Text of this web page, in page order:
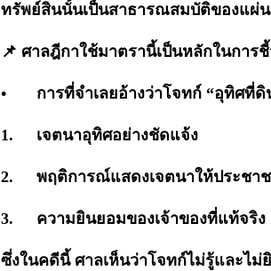
ทรัพย์สินนั้นเป็นสาธารณสมบัติของแผ่
📌 ศาลฎีกาใช้มาตรานี้เป็นหลักในการ
• การที่จำเลยอ้างว่าโจทก์ “อุทิศที่
1. เจตนาอุทิศอย่างชัดแจ้ง
2. พฤติการณ์แสดงเจตนาให้ประชา
3. ความยินยอมของเจ้าของที่แท้จริง
ซึ่งในคดีนี้ ศาลเห็นว่าโจทก์ไม่รู้และไ